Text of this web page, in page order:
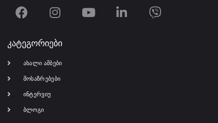
კატეგორიები
ახალი ამბები
მოსაზრებები
ინტერვიუ
ბლოგი